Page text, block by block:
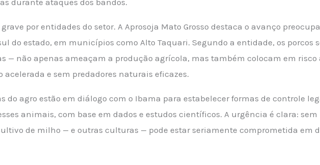
durante ataques dos bandos.
por entidades do setor. A Aprosoja Mato Grosso destaca o avanço
do estado, em municípios como Alto Taquari. Segundo a entidade, os porcos
— não apenas ameaçam a produção agrícola, mas também colocam em
e sem predadores naturais eficazes.
do agro estão em diálogo com o Ibama para estabelecer formas de controle
animais, com base em dados e estudos científicos. A urgência é clara:
de milho — e outras culturas — pode estar seriamente comprometida em